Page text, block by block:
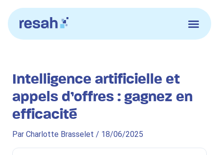
contenu
Intelligence artificielle et
appels d’offres : gagnez en
efficacité
Par Charlotte Brasselet / 18/06/2025